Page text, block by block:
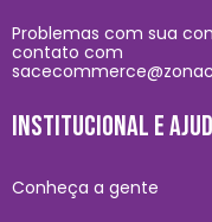
Problemas com sua
contato com
INSTITUCIONAL E
Conheça a gente